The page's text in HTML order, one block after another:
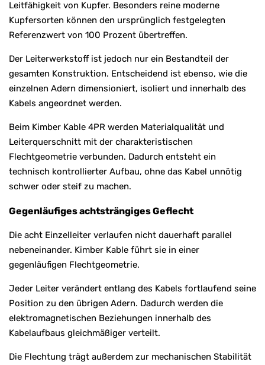
Leitfähigkeit von Kupfer. Besonders reine moderne
Kupfersorten können den ursprünglich festgelegten
Referenzwert von 100 Prozent übertreffen.
Der Leiterwerkstoff ist jedoch nur ein Bestandteil der
gesamten Konstruktion. Entscheidend ist ebenso, wie die
einzelnen Adern dimensioniert, isoliert und innerhalb des
Kabels angeordnet werden.
Beim Kimber Kable 4PR werden Materialqualität und
Leiterquerschnitt mit der charakteristischen
Flechtgeometrie verbunden. Dadurch entsteht ein
technisch kontrollierter Aufbau, ohne das Kabel unnötig
schwer oder steif zu machen.
Gegenläufiges achtsträngiges Geflecht
Die acht Einzelleiter verlaufen nicht dauerhaft parallel
nebeneinander. Kimber Kable führt sie in einer
gegenläufigen Flechtgeometrie.
Jeder Leiter verändert entlang des Kabels fortlaufend seine
Position zu den übrigen Adern. Dadurch werden die
elektromagnetischen Beziehungen innerhalb des
Kabelaufbaus gleichmäßiger verteilt.
Die Flechtung trägt außerdem zur mechanischen Stabilität